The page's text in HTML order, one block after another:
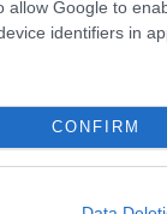
allow Google to
identifiers in
CONFIRM
και στη